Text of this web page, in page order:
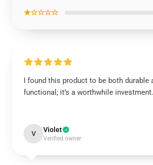
★☆☆☆☆
I found this product to be both durable
functional; it’s a worthwhile investment.
V Violet
Verified owner